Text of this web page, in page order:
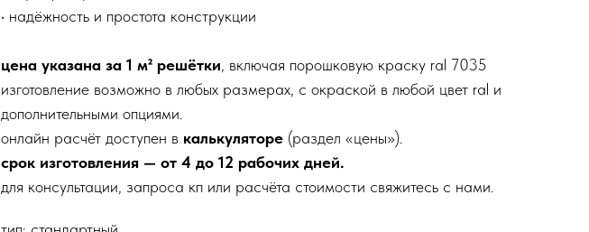
• надёжность и простота конструкции
цена указана за 1 м² решётки, включая порошковую краску ral 7035
изготовление возможно в любых размерах, с окраской в любой цвет ral и
дополнительными опциями.
онлайн расчёт доступен в калькуляторе (раздел «цены»).
срок изготовления — от 4 до 12 рабочих дней.
для консультации, запроса кп или расчёта стоимости свяжитесь с нами.